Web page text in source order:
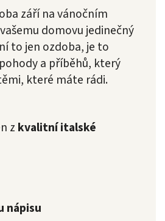
září na vánočním
domovu jedinečný
to jen ozdoba, je to
a příběhů, který
které máte rádi.
z kvalitní italské
nápisu